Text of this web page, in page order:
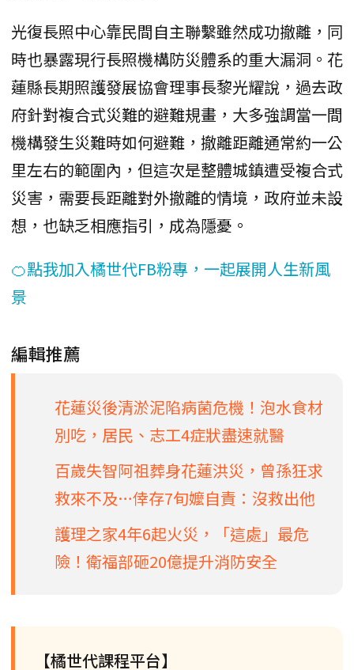
光復長照中心靠民間自主聯繫雖然成功撤離，同
時也暴露現行長照機構防災體系的重大漏洞。花
蓮縣長期照護發展協會理事長黎光耀說，過去政
府針對複合式災難的避難規畫，大多強調當一間
機構發生災難時如何避難，撤離距離通常約一公
里左右的範圍內，但這次是整體城鎮遭受複合式
災害，需要長距離對外撤離的情境，政府並未設
想，也缺乏相應指引，成為隱憂。
🍊點我加入橘世代FB粉專，一起展開人生新風
景
編輯推薦
花蓮災後清淤泥陷病菌危機！泡水食材
別吃，居民、志工4症狀盡速就醫
百歲失智阿祖葬身花蓮洪災，曾孫狂求
救來不及…倖存7旬嬤自責：沒救出他
護理之家4年6起火災，「這處」最危
險！衛福部砸20億提升消防安全
【橘世代課程平台】